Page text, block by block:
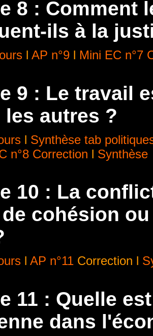
8 : Comment
ils à la
l AP n°9 l Mini EC n°7
9 : Le travail
les autres ?
l Synthèse tab
n°8 Correction l Synthèse
10 : La
cohésion
l AP n°11 Correction l
11 : Quelle
dans